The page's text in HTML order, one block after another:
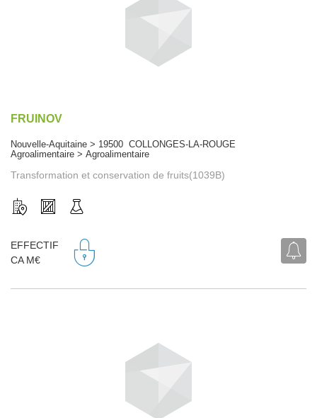
FRUINOV
Nouvelle-Aquitaine > 19500 COLLONGES-LA-ROUGE
Agroalimentaire > Agroalimentaire
Transformation et conservation de fruits(1039B)
EFFECTIF
CA M€